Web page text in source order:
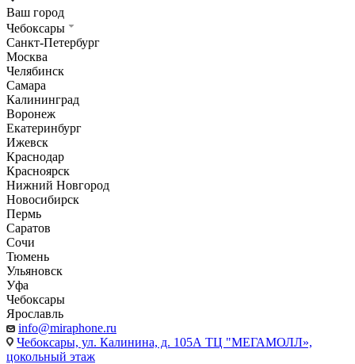
Ваш город
Чебоксары
Санкт-Петербург
Москва
Челябинск
Самара
Калининград
Воронеж
Екатеринбург
Ижевск
Краснодар
Красноярск
Нижний Новгород
Новосибирск
Пермь
Саратов
Сочи
Тюмень
Ульяновск
Уфа
Чебоксары
Ярославль
info@miraphone.ru
Чебоксары, ул. Калинина, д. 105А ТЦ "МЕГАМОЛЛ»,
цокольный этаж